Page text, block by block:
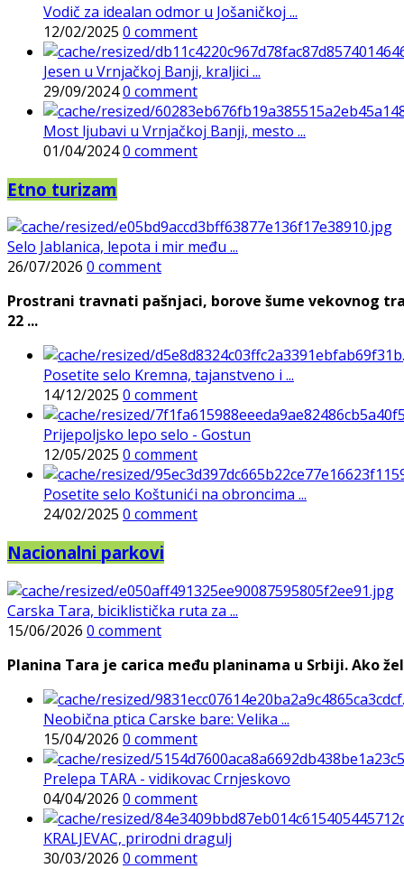
Vodič za idealan odmor u Jošaničkoj ...
12/02/2025 0 comment
Jesen u Vrnjačkoj Banji, kraljici ...
29/09/20240 comment
Most ljubavi u Vrnjačkoj Banji, mesto ...
01/04/20240 comment
Etno turizam
Selo Jablanica, lepota i mir među ...
26/07/2026 0 comment
Prostrani travnati pašnjaci, borove šume vekovnog
22 ...
Posetite selo Kremna, tajanstveno i ...
14/12/2025 0 comment
Prijepoljsko lepo selo - Gostun
12/05/2025 0 comment
Posetite selo Koštunići na obroncima ...
24/02/2025 0 comment
Nacionalni parkovi
Carska Tara, biciklistička ruta za ...
15/06/2026 0 comment
Planina Tara je carica među planinama u Srbiji. Ako
Neobična ptica Carske bare: Velika ...
15/04/2026 0 comment
Prelepa TARA - vidikovac Crnjeskovo
04/04/2026 0 comment
KRALJEVAC, prirodni dragulj
30/03/2026 0 comment